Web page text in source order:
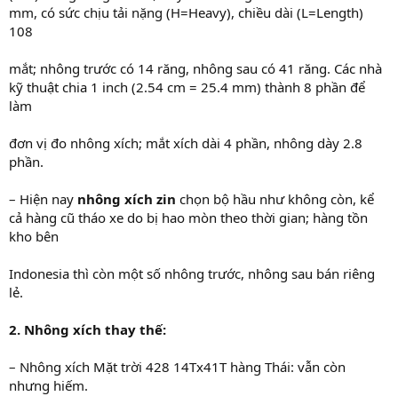
mm, có sức chịu tải nặng (H=Heavy), chiều dài (L=Length)
108
mắt; nhông trước có 14 răng, nhông sau có 41 răng. Các nhà
kỹ thuật chia 1 inch (2.54 cm = 25.4 mm) thành 8 phần để
làm
đơn vị đo nhông xích; mắt xích dài 4 phần, nhông dày 2.8
phần.
– Hiện nay nhông xích zin chọn bộ hầu như không còn, kể
cả hàng cũ tháo xe do bị hao mòn theo thời gian; hàng tồn
kho bên
Indonesia thì còn một số nhông trước, nhông sau bán riêng
lẻ.
2. Nhông xích thay thế:
– Nhông xích Mặt trời 428 14Tx41T hàng Thái: vẫn còn
nhưng hiếm.